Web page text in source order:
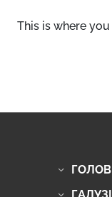
This is where
ГАЛУЗІ